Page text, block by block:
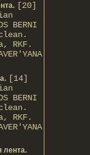
[20]
BERNI
RKF.
[14]
BERNI
RKF.
лента.